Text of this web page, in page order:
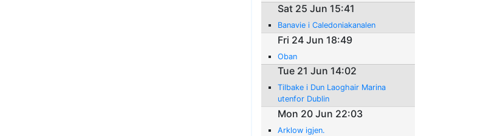
Sat 25 Jun 15:41
Banavie i Caledoniakanalen
Fri 24 Jun 18:49
Oban
Tue 21 Jun 14:02
Tilbake i Dun Laoghair Marina
utenfor Dublin
Mon 20 Jun 22:03
Arklow igjen.